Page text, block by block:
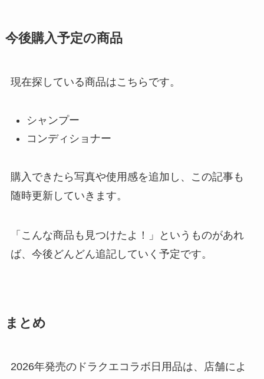
今後購入予定の商品
現在探している商品はこちらです。
シャンプー
コンディショナー
購入できたら写真や使用感を追加し、この記事も
随時更新していきます。
「こんな商品も見つけたよ！」というものがあれ
ば、今後どんどん追記していく予定です。
まとめ
2026年発売のドラクエコラボ日用品は、店舗によ